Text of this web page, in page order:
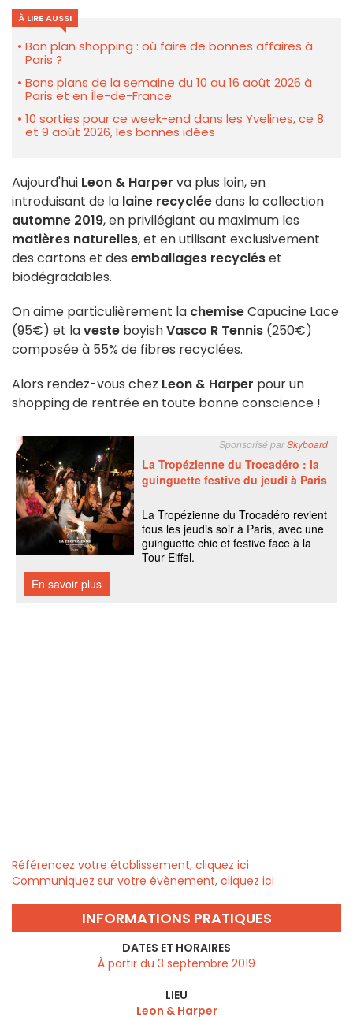
À LIRE AUSSI
Bon plan shopping : où faire de bonnes affaires à
Paris ?
Bons plans de la semaine du 10 au 16 août 2026 à
Paris et en Île-de-France
10 sorties pour ce week-end dans les Yvelines, ce 8
et 9 août 2026, les bonnes idées
Aujourd'hui Leon & Harper va plus loin, en
introduisant de la laine recycléedans la collection
automne 2019, en privilégiant au maximum les
matières naturelles, et en utilisant exclusivement
des cartons et des emballages recycléset
biodégradables.
On aime particulièrement la chemiseCapucine Lace
(95€) et laveste boyishVasco R Tennis (250€)
composée à 55% de fibres recyclées.
Alors rendez-vous chez Leon & Harper pour un
shopping de rentrée en toute bonne conscience !
Référencez votre établissement, cliquez ici
Communiquez sur votre évènement, cliquez ici
INFORMATIONS PRATIQUES
DATES ET HORAIRES
À partir du 3 septembre 2019
LIEU
Leon & Harper